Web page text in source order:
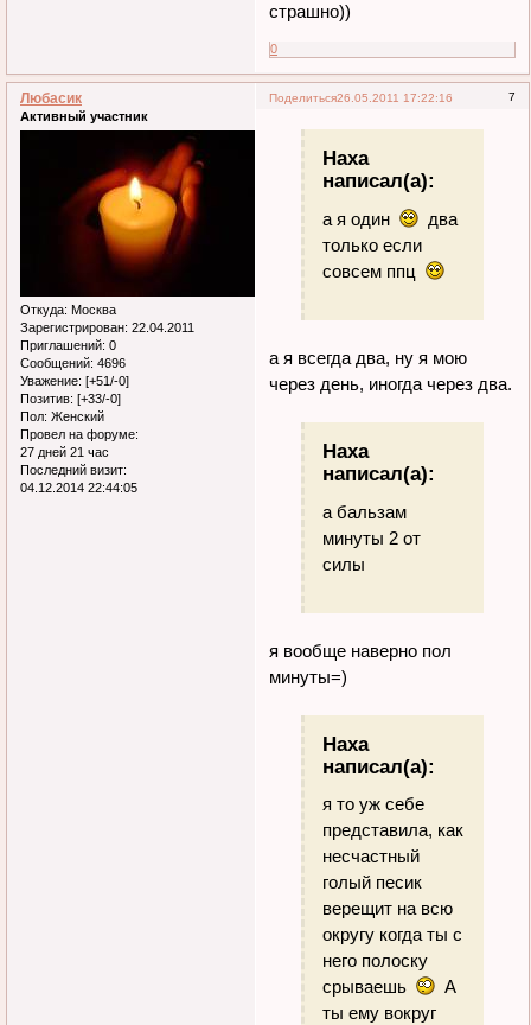
страшно))
0
Поделиться 7
26.05.2011 17:22:16
Любасик
Активный участник
Откуда: Москва
Зарегистрирован: 22.04.2011
Приглашений: 0
Сообщений: 4696
Уважение: [+51/-0]
Позитив: [+33/-0]
Пол: Женский
Провел на форуме:
27 дней 21 час
Последний визит:
04.12.2014 22:44:05
Наха
написал(а):
а я один
два
только если
совсем ппц
а я всегда два, ну я мою
через день, иногда через два.
Наха
написал(а):
а бальзам
минуты 2 от
силы
я вообще наверно пол
минуты=)
Наха
написал(а):
я то уж себе
представила, как
несчастный
голый песик
верещит на всю
округу когда ты с
него полоску
срываешь
А
ты ему вокруг